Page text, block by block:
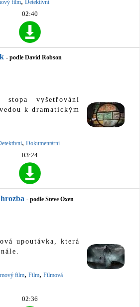
film Detektivní
02:40
- podle David Robson
stopa vyšetřování
k dramatickým
, Dokumentární
03:24
- podle Steve Oxen
upoutávka, která
film, Film, Filmová
02:36